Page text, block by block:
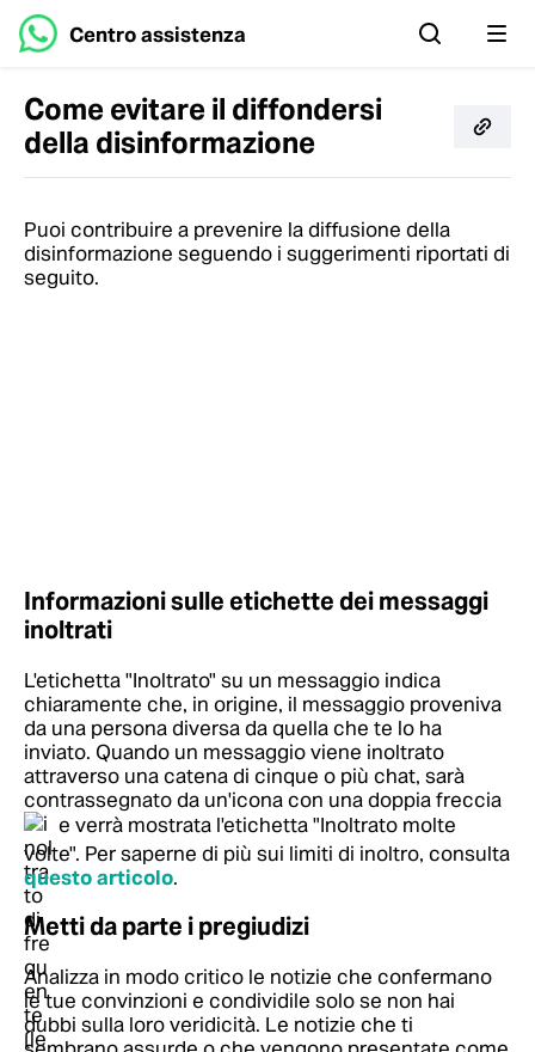
Centro assistenza
Come evitare il diffondersi
della disinformazione
Puoi contribuire a prevenire la diffusione della
disinformazione seguendo i suggerimenti riportati di
seguito.
Informazioni sulle etichette dei messaggi
inoltrati
L'etichetta "Inoltrato" su un messaggio indica
chiaramente che, in origine, il messaggio proveniva
da una persona diversa da quella che te lo ha
inviato. Quando un messaggio viene inoltrato
attraverso una catena di cinque o più chat, sarà
contrassegnato da un'icona con una doppia freccia
e verrà mostrata l'etichetta "Inoltrato molte
volte". Per saperne di più sui limiti di inoltro, consulta
questo articolo.
Metti da parte i pregiudizi
Analizza in modo critico le notizie che confermano
le tue convinzioni e condividile solo se non hai
dubbi sulla loro veridicità. Le notizie che ti